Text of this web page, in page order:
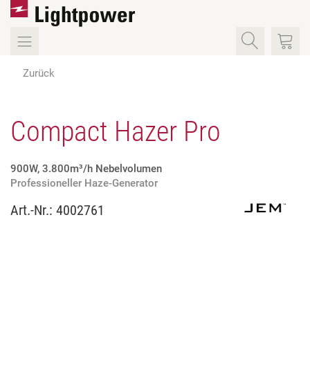
Zurück
Compact Hazer Pro
900W, 3.800m³/h Nebelvolumen
Professioneller Haze-Generator
Art.-Nr.: 4002761